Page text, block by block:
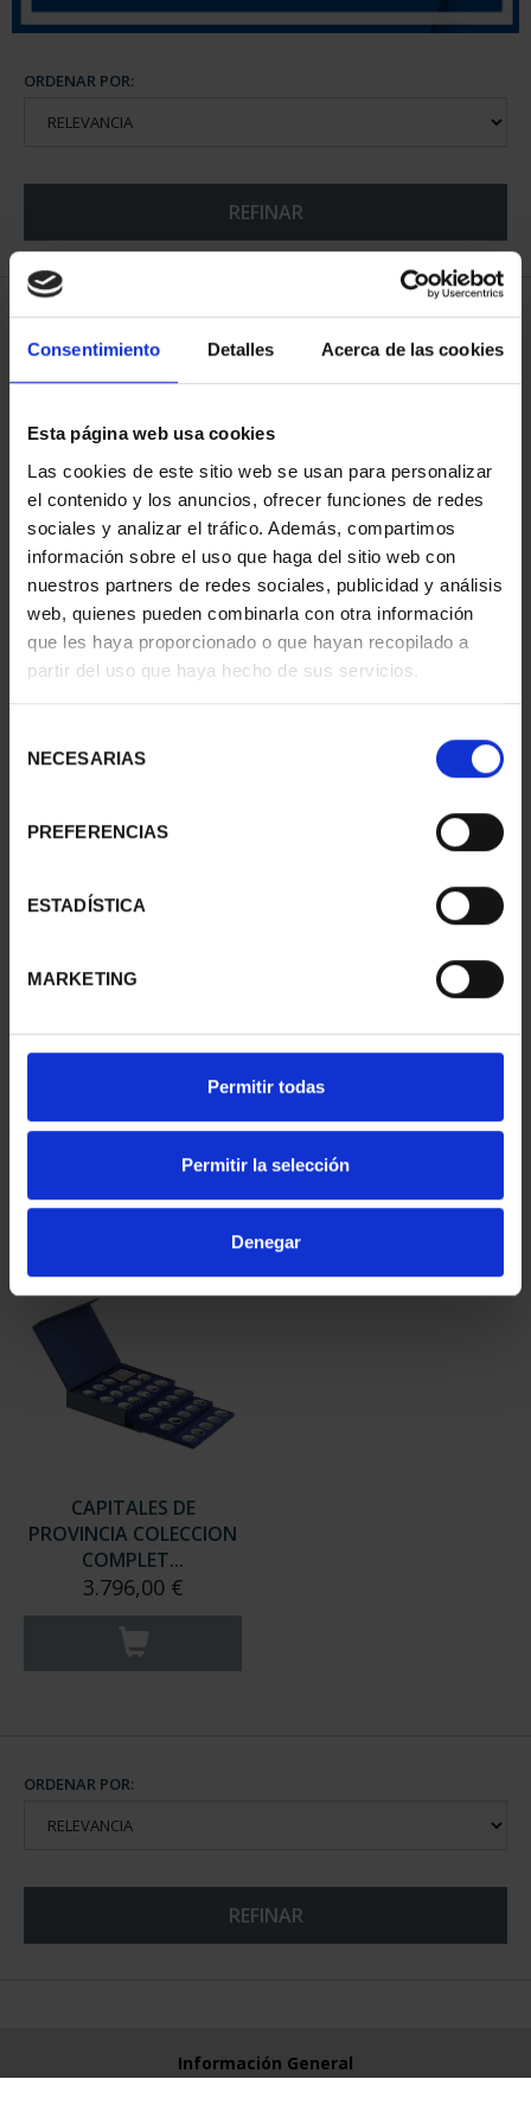
Consentimiento Detalles Acerca de las cookies
Esta página web usa cookies
Las cookies de este sitio web se usan para personalizar
el contenido y los anuncios, ofrecer funciones de redes
sociales y analizar el tráfico. Además, compartimos
información sobre el uso que haga del sitio web con
nuestros partners de redes sociales, publicidad y análisis
web, quienes pueden combinarla con otra información
que les haya proporcionado o que hayan recopilado a
partir del uso que haya hecho de sus servicios.
NECESARIAS
PREFERENCIAS
ESTADÍSTICA
MARKETING
Permitir todas
Permitir la selección
Denegar
ORDENAR POR:
REFINAR
5 Productos encontrados
SUSCRIPCIÓN
CAPITALES DE
PROVINCIA 1
949,00 €
Sólo para usuarios
registrados
SUSCRIPCIÓN
CAPITALES DE
PROVINCIA 2
949,00 €
Sólo para usuarios
registrados
PROVINCIA 3
registrados
PROVINCIA 4
registrados
CAPITALES DE
PROVINCIA COLECCION
COMPLET...
3.796,00 €
ORDENAR POR:
REFINAR
Información General